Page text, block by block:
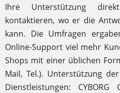
Ihre Unterstützung
kontaktieren, wo er die
kann. Die Umfragen
Online-Support viel mehr
Shops mit einer üblichen
Mail, Tel.). Unterstützung
Dienstleistungen: CYBORG